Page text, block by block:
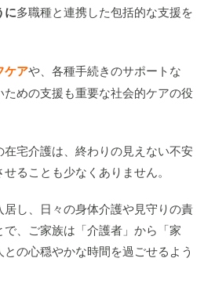
に多職種と連携した包括的な支援を
ケアや、各種手続きのサポートな
めの支援も重要な社会的ケアの役
宅介護は、終わりの見えない不安
ることも少なくありません。
し、日々の身体介護や見守りの責
、ご家族は「介護者」から「家
の心穏やかな時間を過ごせるよう
の 知りたいことがわかる
の 知りたいことがわかる